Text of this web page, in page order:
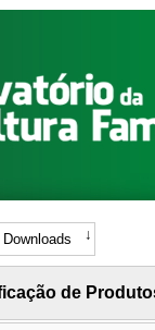
Downloads
de